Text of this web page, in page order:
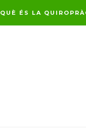
QUÈ ÉS LA